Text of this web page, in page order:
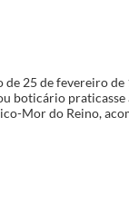
25 de fevereiro
boticário praticasse
Mor do Reino,